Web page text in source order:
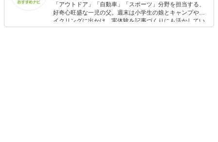
「アウトドア」「自動車」「スポーツ」分野を担当する、
好奇心旺盛な一児の父。週末は小学生の娘とキャンプやサ
イクリングに出かけ、実体験を記事づくりにも活かしてい
ます。読者の「知りたい」を分かりやすく届けることをモ